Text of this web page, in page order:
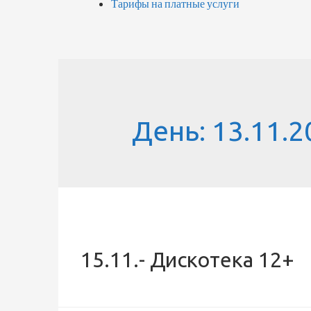
Тарифы на платные услуги
День:
15.11.- Дискотека 12+